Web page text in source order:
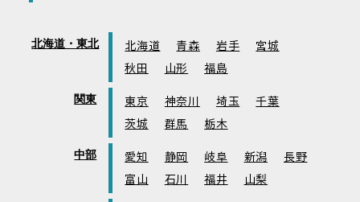
北海道・東北 北海道 青森 岩手
宮城
秋田
山形 福島
関東 東京 神奈川 埼玉
千葉
茨城
群馬 栃木
中部 愛知 静岡 岐阜 新潟
長野
富山
石川 福井 山梨